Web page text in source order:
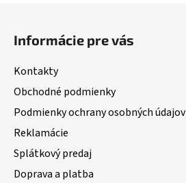
Informácie pre vás
Kontakty
Obchodné podmienky
Podmienky ochrany osobných údajov
Reklamácie
Splátkový predaj
Doprava a platba